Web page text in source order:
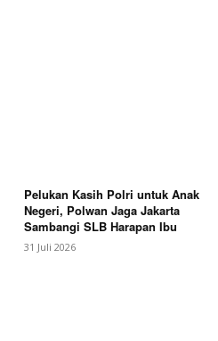
Pelukan Kasih Polri untuk Anak
Negeri, Polwan Jaga Jakarta
Sambangi SLB Harapan Ibu
31 Juli 2026